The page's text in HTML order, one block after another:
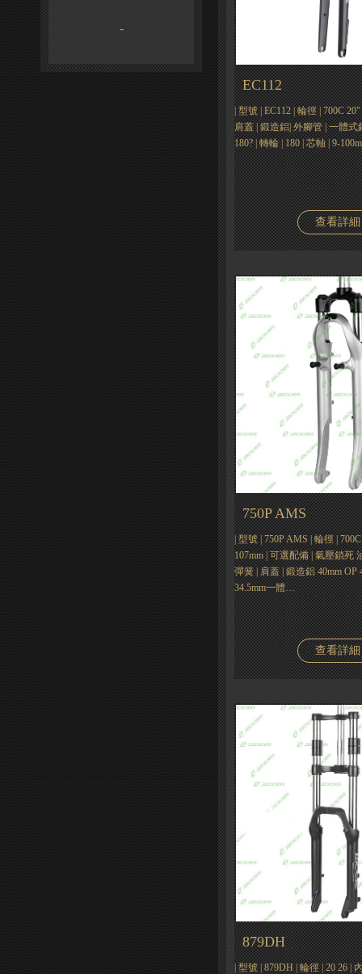
-
EC112
| 型號 | EC112 | 輪徑 | 700C
肩蓋 | 鍛造鋁| 外腳管 | 一體式
180? | 轉輪 | 180 | 芯軸 | 9-
查看詳細
750P AMS
| 型號 | 750P AMS | 輪徑 |
107mm | 可選配備 | 氣壓鎖死
彈簧 | 肩蓋 | 鍛造鋁 40mm OP
34.5mm一體…
查看詳細
879DH
| 型號 | 879DH | 輪徑 | 20 26 |